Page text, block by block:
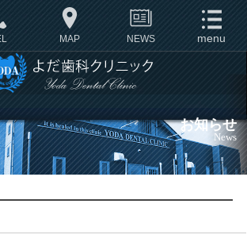
MAP NEWS
お知らせ
News